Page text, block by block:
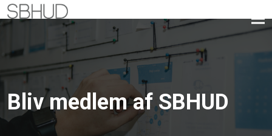
Bliv medlem af SBHUD